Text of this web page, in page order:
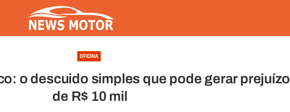
OFICINA
o descuido simples que pode gerar prejuízo
de R$ 10 mil